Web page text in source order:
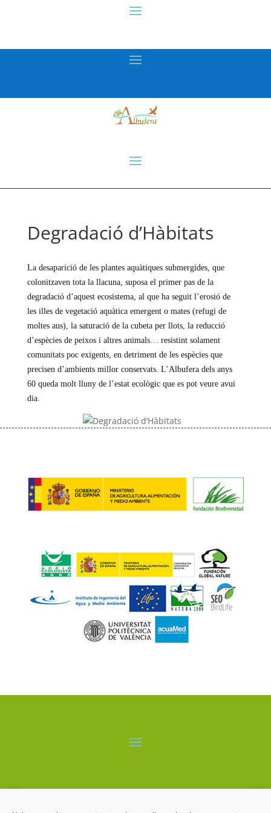
Degradació d’Hàbitats
La desaparició de les plantes aquàtiques submergides, que
colonitzaven tota la llacuna, suposa el primer pas de la
degradació d’aquest ecosistema, al que ha seguit l’erosió de
les illes de vegetació aquàtica emergent o mates (refugi de
moltes aus), la saturació de la cubeta per llots, la reducció
d’espècies de peixos i altres animals… resistint solament
comunitats poc exigents, en detriment de les espècies que
precisen d’ambients millor conservats. L’Albufera dels anys
60 queda molt lluny de l’estat ecològic que es pot veure avui
dia.